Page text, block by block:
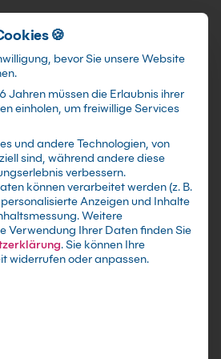
Schnellzugriff
Grundkurs
in 21
Live Online
Firmen- oder
für dein Team
🍪
bevor Sie unsere Website
Jahren müssen die Erlaubnis ihrer
einholen, um freiwillige Services
und andere Technologien, von
sind, während andere diese
verbessern.
können verarbeitet werden (z. B.
Anzeigen und Inhalte
Weitere
Verwendung Ihrer Daten finden Sie
.Sie können Ihre
widerrufen oder anpassen.
Service-Gruppen, für die eine